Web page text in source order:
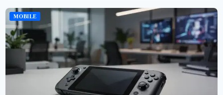
MOBILE